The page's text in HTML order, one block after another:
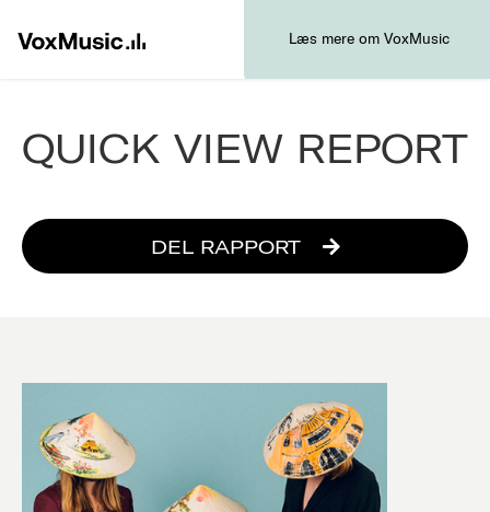
Læs mere om VoxMusic
QUICK VIEW REPORT
DEL RAPPORT